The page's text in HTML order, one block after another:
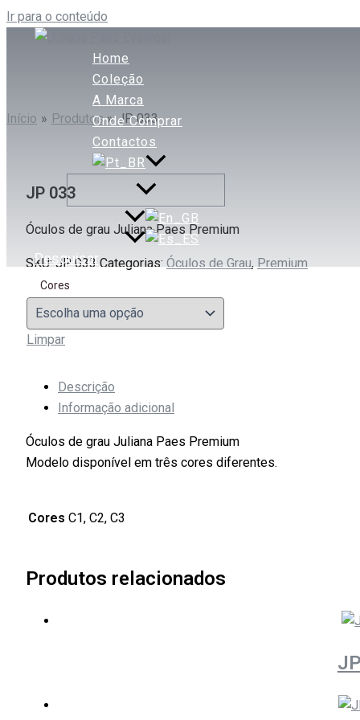
Ir para o conteúdo
Home
Coleção
A Marca
Onde Comprar
Contactos
Pesquisar
Início Produtos JP 033
JP 033
Óculos de grau Juliana Paes Premium
SKU:JP 033 Categorias:Óculos de Grau,Premium
Cores
Limpar
Descrição
Informação adicional
Óculos de grau Juliana Paes Premium
Modelo disponível em três cores diferentes.
Cores C1, C2, C3
Produtos relacionados